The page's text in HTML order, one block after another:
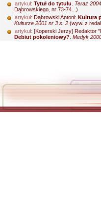
artykuł: Tytuł do tytułu Teraz
Dąbrowskiego, nr 73-74...)
artykuł: Dąbrowski Antoni: Kultura
Kulturze 2001 nr 3 s. 2 (wyw. z
artykuł: [Koperski Jerzy] Redaktor
Debiut pokoleniowy? Medyk